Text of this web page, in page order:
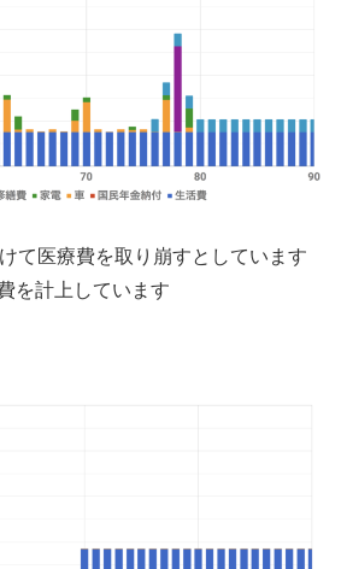
て医療費を取り崩すとしています
を計上しています